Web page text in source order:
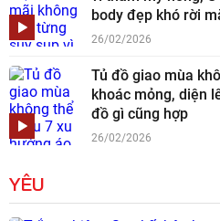
body đẹp khó rời
26/02/2026
Tủ đồ giao mùa
khoác mỏng, diện
đồ gì cũng hợp
26/02/2026
YÊU